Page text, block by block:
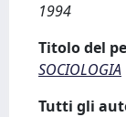
1994
Titolo del
SOCIOLOGIA
Tutti gli